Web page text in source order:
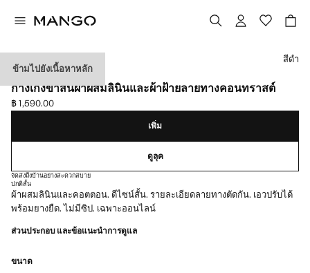
ข้ามไปยังเนื้อหาหลัก
พิเศษเฉพาะออนไลน์
กางเกงขาสั้นผ้าผสมลินินและผ้าฝ้ายลายทางคอนทราสต์
ราคาปัจจุบัน [฿ 1,590.00 ]
฿ 1,590.00
เลือกสี
สีดำ
เพิ่ม
ดูลุค
จัดส่งถึงบ้านอย่างสะดวกสบาย
ปกติสั้น
ผ้าผสมลินินและคอตตอน. ดีไซน์สั้น. รายละเอียดลายทางตัดกัน. เอวปรับได้
พร้อมยางยืด. ไม่มีซิป. เฉพาะออนไลน์
ส่วนประกอบ และข้อแนะนำการดูแล
ขนาด